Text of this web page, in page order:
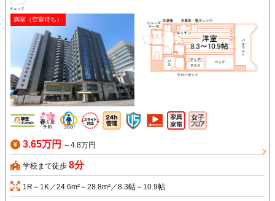
チェック
満室（空室待ち）
3.65万円 ～4.8万円
学校まで徒歩 8分
1R～1K／24.6m²～28.8m²／8.3帖～10.9帖